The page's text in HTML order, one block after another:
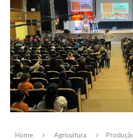
Home Agricultura